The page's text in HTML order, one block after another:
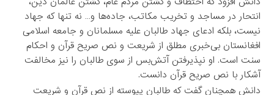
انتحار در مساجد و تخریب مکاتب، جاده‌ها و… نه تنها که جهاد
نیست، بلکه ادعای جهاد طالبان علیه مسلمانان و جامعه اسلامی
افغانستان بی‌خبری مطلق از شریعت و نص صریح قرآن و احکام
سنت است. او نپذیرفتن آتش‌بس از سوی طالبان را نیز مخالفت
آشکار با نص صریح قرآن دانست.
دانش همچنان گفت که طالبان پیوسته از نص قرآن و شریعت